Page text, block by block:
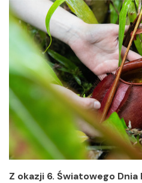
Z okazji 6. Światowego